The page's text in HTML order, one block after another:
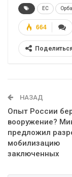
ЕС
664
НАЗАД
Опыт России
вооружение?
предложил
мобилизацию
заключенных